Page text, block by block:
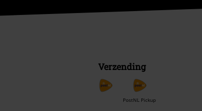
Verzending
PostNL Pickup